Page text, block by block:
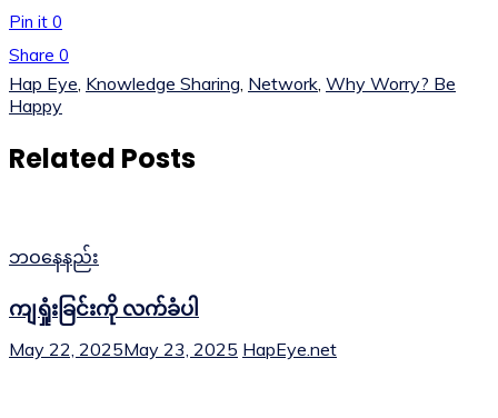
Pin it 0
Share 0
Hap Eye, Knowledge Sharing, Network, Why Worry? Be
Happy
Related Posts
ဘဝနေနည်း
ကျရှုံးခြင်းကို လက်ခံပါ
May 22, 2025May 23, 2025 HapEye.net